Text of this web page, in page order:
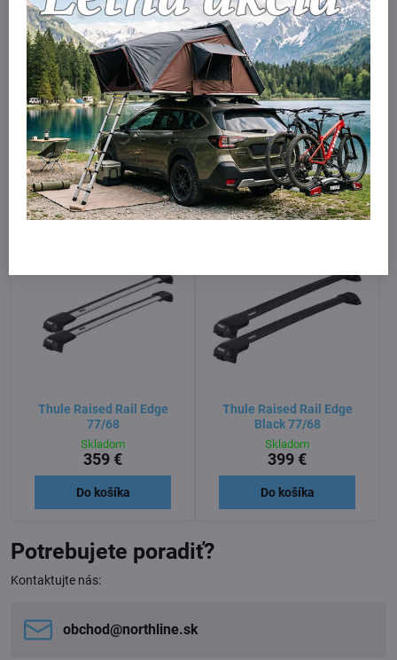
Thule WingBar EVO
RaisedRails 118cm pre
vozidlá s lyžinami
Skladom
269 €
Do košíka
Thule WingBar EVO
RaisedRails Black 118cm
pre vozidlá s lyžinami
Skladom
309 €
Do košíka
Thule Raised Rail Edge
77/68
Skladom
359 €
Do košíka
Thule Raised Rail Edge
Black 77/68
Skladom
399 €
Do košíka
Potrebujete poradiť?
Kontaktujte nás:
obchod​@northline​.sk